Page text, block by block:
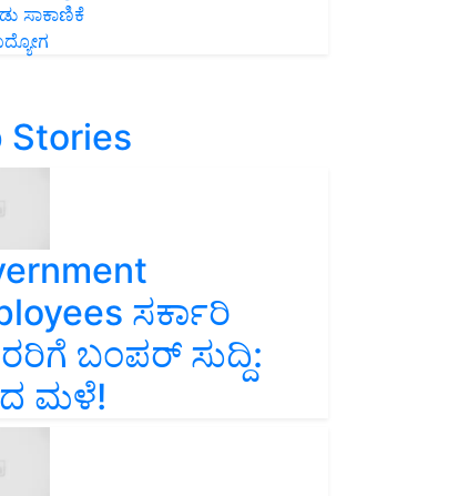
ಸಾಕಾಣಿಕೆ
Stories
ಸರ್ಕಾರಿ
ಬಂಪರ್‌ ಸುದ್ದಿ:
ಮಳೆ!